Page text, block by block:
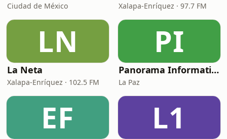
Ciudad de México Xalapa-Enríquez · 97.7 FM
LN
La Neta
Xalapa-Enríquez · 102.5 FM
PI
Panorama Informativo
La Paz
EF L1